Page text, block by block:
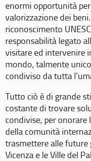
enormi opportunità
valorizzazione dei
riconoscimento
responsabilità legato
visitare ed intervenire
mondo, talmente
condiviso da tutta
Tutto ciò è di grande
costante di trovare
condivise, per onorare
della comunità
trasmettere alle future
Vicenza e le Ville del